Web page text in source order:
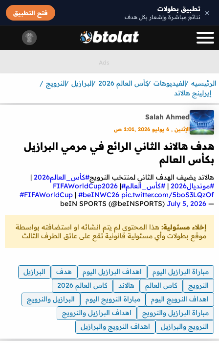
× تطبيق بطولات
نتائج مباشرة وإشعار بكل هدف
فتح التطبيق
الرئيسيه الفيديوهات كأس العالم 2026 البرازيل النرويج
إيرلينج هالاند
Salah Ahmed
الإثنين , 6 يوليو 2026 ,1:01 ص
هدف هالاند الثاني الرائع في مرمي البرازيل
بكأس العالم
هالاند يضيف الهدف الثاني لمنتخب النرويج#كأس_العالم2026
|
#مونديال2026
| #كأس_العالم#FIFAWorldCup2026
|
#FIFAWorldCup | #beINWC26 pic.twitter.com/5boS3LQzOf
— beIN SPORTS (@beINSPORTS)
July 5, 2026
إخلاء مسئولية: هذا المحتوى لم يتم انشائه او استضافته بواسطة
موقع بطولات وأي مسئولية قانونية تقع على عاتق الطرف الثالث
مباراة البرازيل اليوم اهداف البرازيل اليوم هدف
البرازيل
النرويج
كاس العالم هالاند
كاس العالم 2026
اهداف النرويج اليوم
مباراة النرويج اليوم
البرازيل والنرويج
مباراة البرازيل والنرويج
اهداف البرازيل والنرويج
النرويج والبرازيل
اهداف النرويج والبرازيل